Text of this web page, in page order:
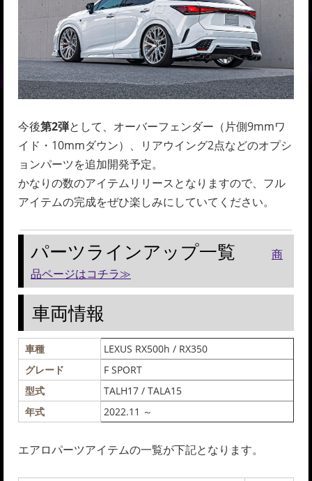
今後第2弾として、オーバーフェンダー（片側9mmワ
イド・10mmダウン）、リアウイング2点などのオプシ
ョンパーツを追加開発予定。
かなりの数のアイテムリリースとなりますので、フル
アイテムの完成をぜひ楽しみにしていてください。
パーツラインアップ一覧
商
品ページはコチラ≫
車両情報
車種
LEXUS RX500h / RX350
グレード
F SPORT
型式
TALH17 / TALA15
年式
2022.11 ～
エアロパーツアイテムの一覧が下記となります。